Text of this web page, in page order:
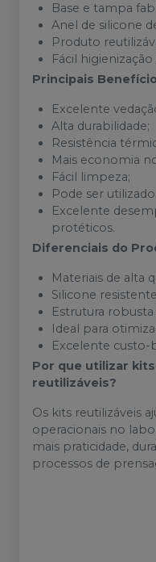
Base e tampa
Anel de silicone
Produto
Fácil
Principais
Excelente
Alta durabilidade;
Resistência
Mais economia
Fácil limpeza;
Pode ser
Excelente
protéticos.
Diferenciais do
Materiais de alta
Silicone
Estrutura robusta
Ideal para
Excelente custo-
Por que utilizar
reutilizáveis?
Os kits reutilizáveis
operacionais no
mais praticidade,
processos de